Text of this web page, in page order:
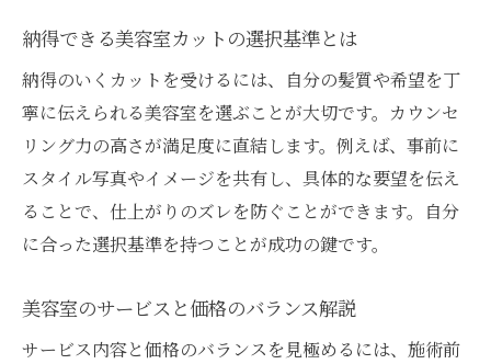
納得できる美容室カットの選択基準とは
納得のいくカットを受けるには、自分の髪質や希望を丁
寧に伝えられる美容室を選ぶことが大切です。カウンセ
リング力の高さが満足度に直結します。例えば、事前に
スタイル写真やイメージを共有し、具体的な要望を伝え
ることで、仕上がりのズレを防ぐことができます。自分
に合った選択基準を持つことが成功の鍵です。
美容室のサービスと価格のバランス解説
サービス内容と価格のバランスを見極めるには、施術前